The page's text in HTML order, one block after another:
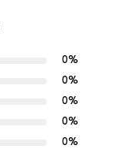
0%
0%
0%
0%
0%